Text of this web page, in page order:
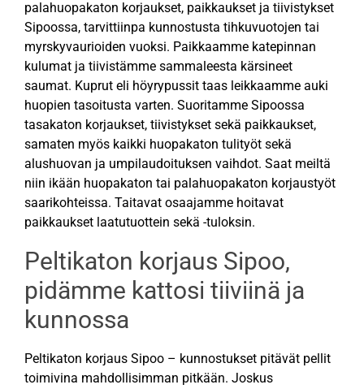
palahuopakaton korjaukset, paikkaukset ja tiivistykset
Sipoossa, tarvittiinpa kunnostusta tihkuvuotojen tai
myrskyvaurioiden vuoksi. Paikkaamme katepinnan
kulumat ja tiivistämme sammaleesta kärsineet
saumat. Kuprut eli höyrypussit taas leikkaamme auki
huopien tasoitusta varten. Suoritamme Sipoossa
tasakaton korjaukset, tiivistykset sekä paikkaukset,
samaten myös kaikki huopakaton tulityöt sekä
alushuovan ja umpilaudoituksen vaihdot. Saat meiltä
niin ikään huopakaton tai palahuopakaton korjaustyöt
saarikohteissa. Taitavat osaajamme hoitavat
paikkaukset laatutuottein sekä -tuloksin.
Peltikaton korjaus Sipoo,
pidämme kattosi tiiviinä ja
kunnossa
Peltikaton korjaus Sipoo – kunnostukset pitävät pellit
toimivina mahdollisimman pitkään. Joskus